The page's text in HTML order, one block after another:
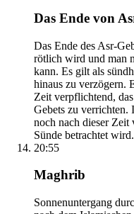
Das Ende von
Das Ende des Asr-
rötlich wird und man
kann. Es gilt als
hinaus zu verzögern.
Zeit verpflichtend,
Gebets zu verrichten.
noch nach dieser Zeit
Sünde betrachtet wird.
20:55
Maghrib
Sonnenuntergang